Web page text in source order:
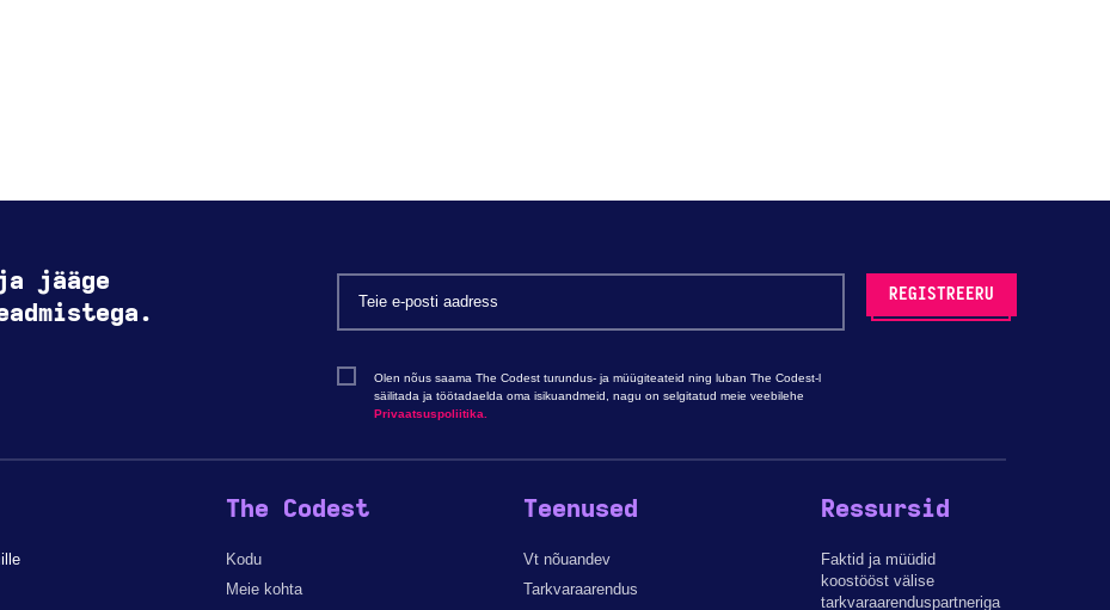
jääge
Olen nõus saama The Codest turundus- ja müügiteateid ning luban The Codest-l
säilitada ja töötadaelda oma isikuandmeid, nagu on selgitatud meie veebilehe
Privaatsuspoliitika.
The Codest
Kodu
Meie kohta
Teenused
Vt nõuandev
Tarkvaraarendus
Ressursid
Faktid ja müüdid
koostööst välise
tarkvaraarenduspartneriga